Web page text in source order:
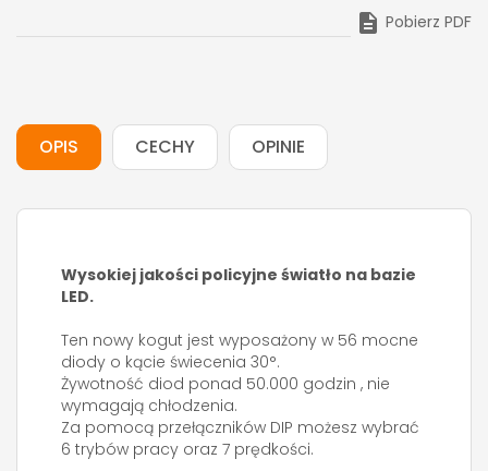
 Pobierz PDF
OPIS CECHY OPINIE
Wysokiej jakości policyjne światło na bazie
LED.
Ten nowy kogut jest wyposażony w 56 mocne
diody o kącie świecenia 30°.
Żywotność diod ponad 50.000 godzin , nie
wymagają chłodzenia.
Za pomocą przełączników DIP możesz wybrać
6 trybów pracy oraz 7 prędkości.